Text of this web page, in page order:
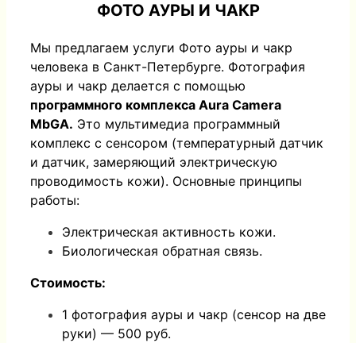
ФОТО АУРЫ И ЧАКР
Мы предлагаем услуги Фото ауры и чакр
человека в Санкт-Петербурге. Фотография
ауры и чакр делается с помощью
программного комплекса Aura Camera
MbGA. Это мультимедиа программный
комплекс с сенсором (температурный датчик
и датчик, замеряющий электрическую
проводимость кожи). Основные принципы
работы:
Электрическая активность кожи.
Биологическая обратная связь.
Стоимость:
1 фотография ауры и чакр (сенсор на две
руки) — 500 руб.